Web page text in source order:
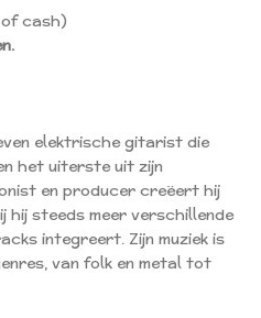
cash)
elektrische gitarist die
het uiterste uit zijn
en producer creëert hij
hij steeds meer verschillende
integreert. Zijn muziek is
van folk en metal tot